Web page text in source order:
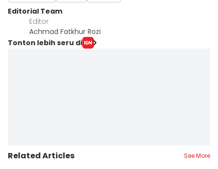
Editorial Team
Editor
Achmad Fatkhur Rozi
Tonton lebih seru di
Related Articles See More